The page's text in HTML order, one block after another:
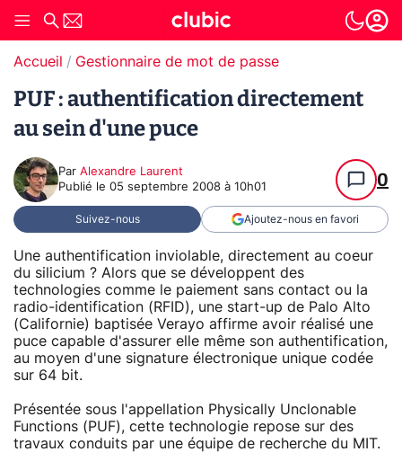
Accueil Gestionnaire de mot de passe
PUF : authentification directement
au sein d'une puce
Par Alexandre Laurent
Publié le 05 septembre 2008 à 10h01 0
Suivez-nous Ajoutez-nous en favori
Une authentification inviolable, directement au coeur
du silicium ? Alors que se développent des
technologies comme le paiement sans contact ou la
radio-identification (RFID), une start-up de Palo Alto
(Californie) baptisée Verayo affirme avoir réalisé une
puce capable d'assurer elle même son authentification,
au moyen d'une signature électronique unique codée
sur 64 bit.
Présentée sous l'appellation Physically Unclonable
Functions (PUF), cette technologie repose sur des
travaux conduits par une équipe de recherche du MIT.